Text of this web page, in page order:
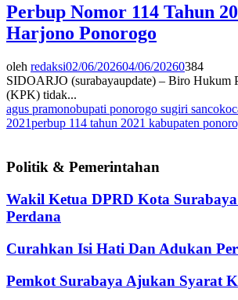
Perbup Nomor 114 Tahun
Harjono Ponorogo
oleh redaksi02/06/202604/06/20260384
SIDOARJO (surabayaupdate) – Biro Hukum
(KPK) tidak...
agus pramonobupati ponorogo sugiri sancoko
2021perbup 114 tahun 2021 kabupaten
Politik & Pemerintahan
Wakil Ketua DPRD Kota
Perdana
Curahkan Isi Hati Dan Adukan
Pemkot Surabaya Ajukan Syarat